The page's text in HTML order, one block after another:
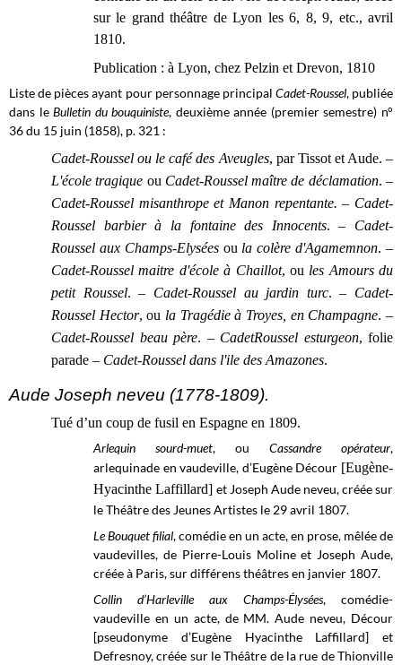
sur le grand théâtre de Lyon les 6, 8, 9, etc., avril
1810.
Publication : à Lyon, chez Pelzin et Drevon, 1810
Liste de pièces ayant pour personnage principal Cadet-Roussel, publiée
dans leBulletin du bouquiniste, deuxième année (premier semestre) n°
36 du 15 juin (1858), p. 321 :
Cadet-Roussel ou le café des Aveugles, par Tissot et Aude. –
L'école tragique ou Cadet-Roussel maître de déclamation. –
Cadet-Roussel misanthrope et Manon repentante.– Cadet-
Roussel barbier à la fontaine des Innocents. – Cadet-
Roussel aux Champs-Elyséesou la colère d'Agamemnon. –
Cadet-Roussel maitre d'école à Chaillot, ou les Amours du
petit Roussel. – Cadet-Roussel au jardin turc. – Cadet-
Roussel Hector, ou la Tragédie à Troyes, en Champagne. –
Cadet-Roussel beau père. – CadetRoussel esturgeon, folie
parade – Cadet-Roussel dans l'ile des Amazones.
Aude Joseph neveu (1778-1809).
Tué d’un coup de fusil en Espagne en 1809.
Arlequin sourd-muet, ou Cassandre opérateur,
arlequinade en vaudeville, d’Eugène Décour [Eugène-
Hyacinthe Laffillard] et Joseph Aude neveu, créée sur
le Théâtre des Jeunes Artistes le 29 avril 1807.
Le Bouquet filial, comédie en un acte, en prose, mêlée de
vaudevilles, de Pierre-Louis Moline et Joseph Aude,
créée à Paris, sur différens théâtres en janvier 1807.
Collin d’Harleville aux Champs-Élysées, comédie-
vaudeville en un acte, de MM. Aude neveu, Décour
[pseudonyme d’Eugène Hyacinthe Laffillard] et
Defresnoy, créée sur leThéâtre de la rue de Thionville